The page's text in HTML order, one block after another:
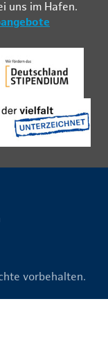
uns im Ha­fen.
vorbehalten.